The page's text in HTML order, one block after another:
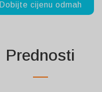
Dobijte cijenu odmah
Prednosti